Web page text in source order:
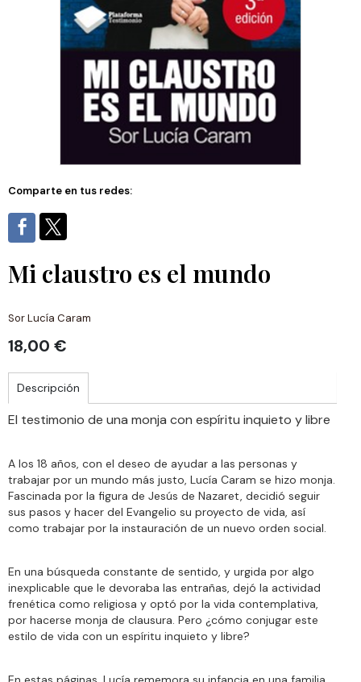
Comparte en tus redes:
Mi claustro es el mundo
Sor Lucía Caram
18,00 €
Descripción
El testimonio de una monja con espíritu inquieto y libre
A los 18 años, con el deseo de ayudar a las personas y
trabajar por un mundo más justo, Lucía Caram se hizo monja.
Fascinada por la figura de Jesús de Nazaret, decidió seguir
sus pasos y hacer del Evangelio su proyecto de vida, así
como trabajar por la instauración de un nuevo orden social.
En una búsqueda constante de sentido, y urgida por algo
inexplicable que le devoraba las entrañas, dejó la actividad
frenética como religiosa y optó por la vida contemplativa,
por hacerse monja de clausura. Pero ¿cómo conjugar este
estilo de vida con un espíritu inquieto y libre?